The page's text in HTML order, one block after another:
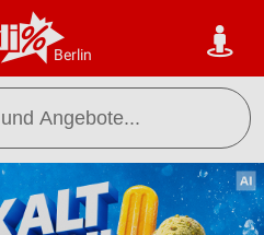
Berlin